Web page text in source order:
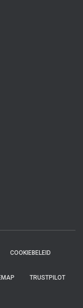
COOKIEBELEID
TRUSTPILOT